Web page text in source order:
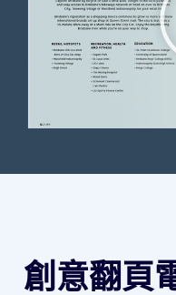
創意翻頁